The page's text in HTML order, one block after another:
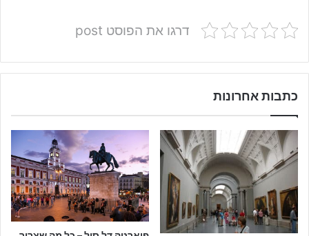
דרגו את הפוסט post
כתבות אחרונות